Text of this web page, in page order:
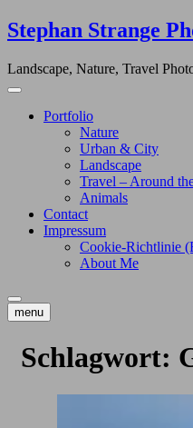
Skip
to
Stephan Strange
Landscape, Nature, Travel
Portfolio
Nature
Urban & City
Landscape
Travel – Around
Animals
Contact
Impressum
Cookie-Richtlinie
About Me
menu
Schlagwort: